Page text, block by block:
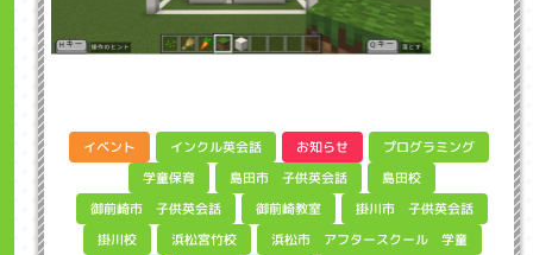
イベント インクル英会話 お知らせ プログラミング
学童保育 島田市 子供英会話 島田校
御前崎市 子供英会話 御前崎教室 掛川市 子供英会話
掛川校 浜松宮竹校 浜松市 アフタースクール 学童